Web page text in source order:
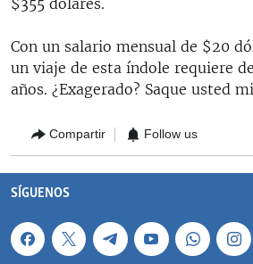
Con un salario mensual de $20
un viaje de esta índole requiere
años. ¿Exagerado? Saque usted
Compartir Follow us
SÍGUENOS